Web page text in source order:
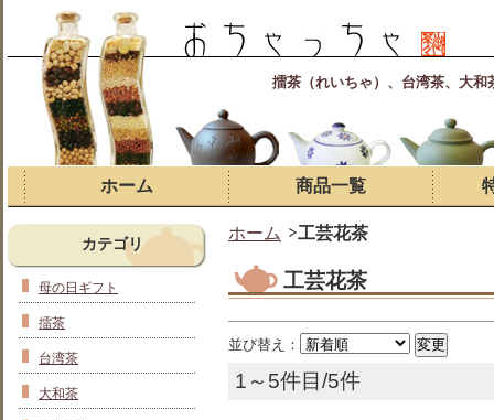
擂茶（れいちゃ）、台湾茶、大
ホーム 商品一覧
ホーム 工芸花茶
工芸花茶
並び替え：
1～5件目/5件
カテゴリ
母の日ギフト
擂茶
台湾茶
大和茶